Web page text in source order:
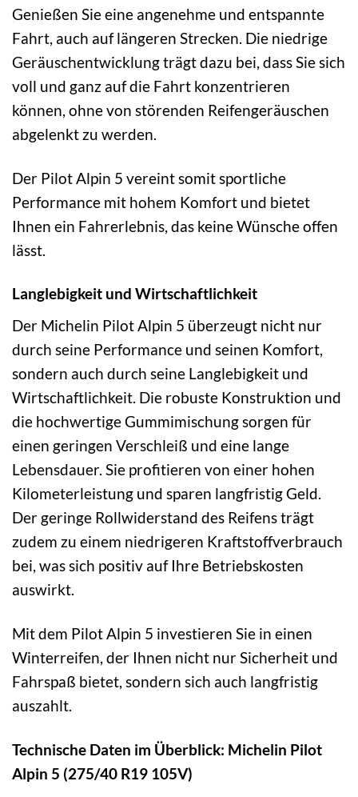
Genießen Sie eine angenehme und entspannte
Fahrt, auch auf längeren Strecken. Die niedrige
Geräuschentwicklung trägt dazu bei, dass Sie sich
voll und ganz auf die Fahrt konzentrieren
können, ohne von störenden Reifengeräuschen
abgelenkt zu werden.
Der Pilot Alpin 5 vereint somit sportliche
Performance mit hohem Komfort und bietet
Ihnen ein Fahrerlebnis, das keine Wünsche offen
lässt.
Langlebigkeit und Wirtschaftlichkeit
Der Michelin Pilot Alpin 5 überzeugt nicht nur
durch seine Performance und seinen Komfort,
sondern auch durch seine Langlebigkeit und
Wirtschaftlichkeit. Die robuste Konstruktion und
die hochwertige Gummimischung sorgen für
einen geringen Verschleiß und eine lange
Lebensdauer. Sie profitieren von einer hohen
Kilometerleistung und sparen langfristig Geld.
Der geringe Rollwiderstand des Reifens trägt
zudem zu einem niedrigeren Kraftstoffverbrauch
bei, was sich positiv auf Ihre Betriebskosten
auswirkt.
Mit dem Pilot Alpin 5 investieren Sie in einen
Winterreifen, der Ihnen nicht nur Sicherheit und
Fahrspaß bietet, sondern sich auch langfristig
auszahlt.
Technische Daten im Überblick: Michelin Pilot
Alpin 5 (275/40 R19 105V)